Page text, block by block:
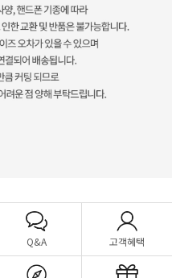
Q&A 고객혜택